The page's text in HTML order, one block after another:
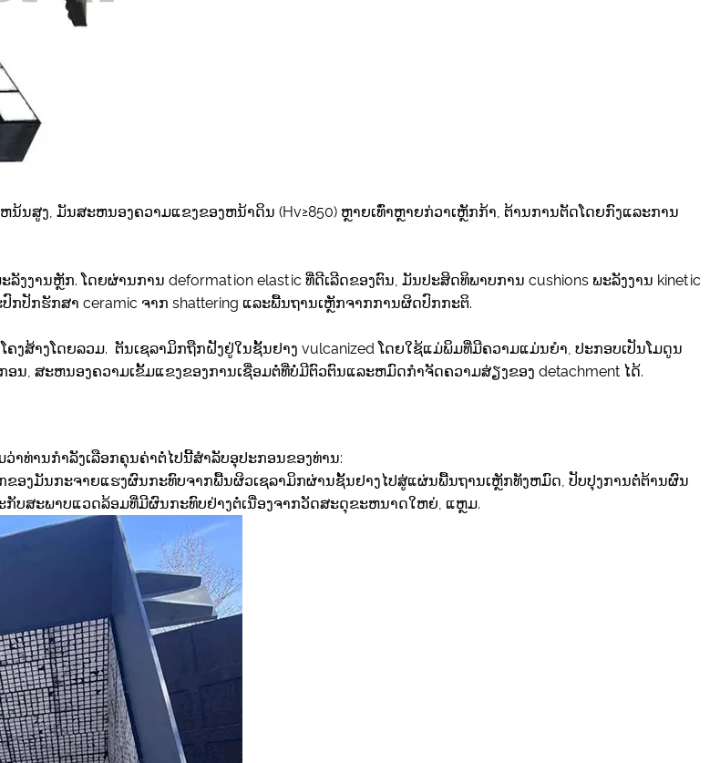
ນ​ສູງ​, ມັນ​ສະ​ຫນອງ​ຄວາມ​ແຂງ​ຂອງ​ຫນ້າ​ດິນ (Hv≥850​) ຫຼາຍ​ເທົ່າ​ຫຼາຍ​ກ​່​ວາ​ເຫຼັກ​ກ້າ​, ຕ້ານ​ການ​ຕັດ​ໂດຍ​ກົງ​ແລະ​ການ​
ລັງງານຫຼັກ. ໂດຍຜ່ານການ deformation elastic ທີ່ດີເລີດຂອງຕົນ, ມັນປະສິດທິພາບການ cushions ພະລັງງານ kinetic
ປັກຮັກສາ ceramic ຈາກ shattering ແລະພື້ນຖານເຫຼັກຈາກການຜິດປົກກະຕິ.
ງສ້າງໂດຍລວມ. ຕັນເຊລາມິກຖືກຝັງຢູ່ໃນຊັ້ນຢາງ vulcanized ໂດຍໃຊ້ແມ່ພິມທີ່ມີຄວາມແມ່ນຍໍາ, ປະກອບເປັນໂມດູນ
, ສະຫນອງຄວາມເຂັ້ມແຂງຂອງການເຊື່ອມຕໍ່ທີ່ບໍ່ມີຕົວຕົນແລະຫມົດກໍາຈັດຄວາມສ່ຽງຂອງ detachment ໄດ້.
າທ່ານກໍາລັງເລືອກຄຸນຄ່າຕໍ່ໄປນີ້ສໍາລັບອຸປະກອນຂອງທ່ານ:
ຂອງມັນກະຈາຍແຮງຜົນກະທົບຈາກພື້ນຜິວເຊລາມິກຜ່ານຊັ້ນຢາງໄປສູ່ແຜ່ນພື້ນຖານເຫຼັກທັງຫມົດ, ປັບປຸງການຕໍ່ຕ້ານຜົນ
ກັບສະພາບແວດລ້ອມທີ່ມີຜົນກະທົບຢ່າງຕໍ່ເນື່ອງຈາກວັດສະດຸຂະຫນາດໃຫຍ່, ແຫຼມ.